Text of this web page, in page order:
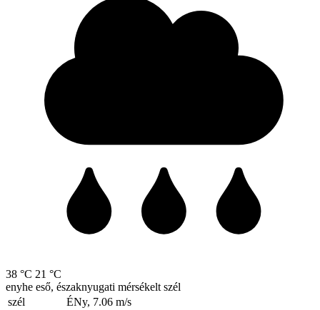
38 °C 21 °C
enyhe eső, északnyugati mérsékelt szél
szél
ÉNy, 7.06 m/s